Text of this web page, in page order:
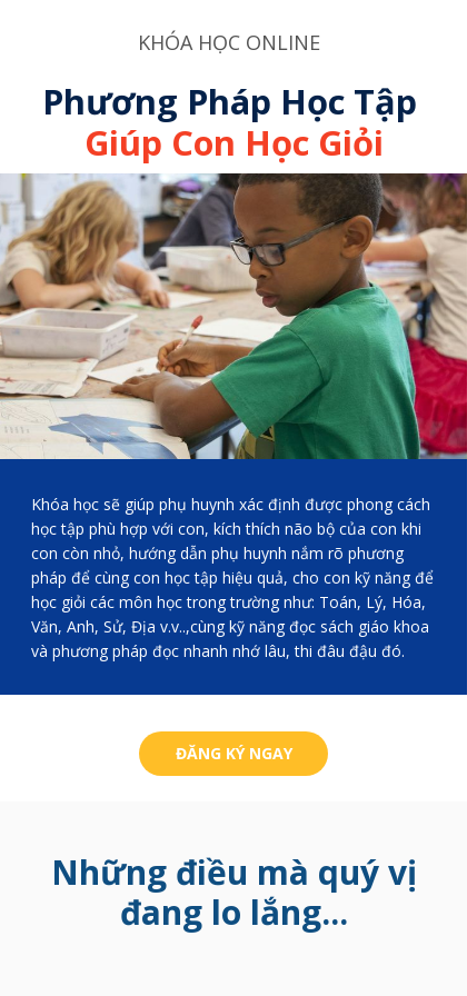
KHÓA HỌC ONLINE
Phương Pháp Học Tập
Giúp Con Học Giỏi
Khóa học sẽ giúp phụ huynh xác định được phong cách
học tập phù hợp với con, kích thích não bộ của con khi
con còn nhỏ, hướng dẫn phụ huynh nắm rõ phương
pháp để cùng con học tập hiệu quả, cho con kỹ năng để
học giỏi các môn học trong trường như: Toán, Lý, Hóa,
Văn, Anh, Sử, Địa v.v..,cùng kỹ năng đọc sách giáo khoa
và phương pháp đọc nhanh nhớ lâu, thi đâu đậu đó.
ĐĂNG KÝ NGAY
Những điều mà quý vị
đang lo lắng...